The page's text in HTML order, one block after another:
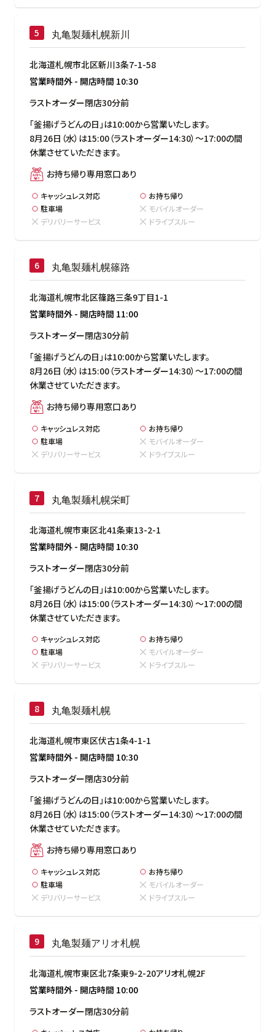
丸亀製麺札幌新川
北海道札幌市北区新川3条7-1-58
営業時間外 - 開店時間 10:30
ラストオーダー閉店30分前
「釜揚げうどんの日」は10:00から営業いたします。
8月26日（水）は15:00（ラストオーダー14:30）～17:00の間
休業させていただきます。
お持ち帰り専用窓口あり
キャッシュレス対応
お持ち帰り
駐車場
モバイルオーダー
デリバリーサービス
ドライブスルー
丸亀製麺札幌篠路
北海道札幌市北区篠路三条9丁目1-1
営業時間外 - 開店時間 11:00
ラストオーダー閉店30分前
「釜揚げうどんの日」は10:00から営業いたします。
8月26日（水）は15:00（ラストオーダー14:30）～17:00の間
休業させていただきます。
お持ち帰り専用窓口あり
キャッシュレス対応
お持ち帰り
駐車場
モバイルオーダー
デリバリーサービス
ドライブスルー
丸亀製麺札幌栄町
北海道札幌市東区北41条東13-2-1
営業時間外 - 開店時間 10:30
ラストオーダー閉店30分前
「釜揚げうどんの日」は10:00から営業いたします。
8月26日（水）は15:00（ラストオーダー14:30）～17:00の間
休業させていただきます。
キャッシュレス対応
お持ち帰り
駐車場
モバイルオーダー
デリバリーサービス
ドライブスルー
丸亀製麺札幌
北海道札幌市東区伏古1条4-1-1
営業時間外 - 開店時間 10:30
ラストオーダー閉店30分前
「釜揚げうどんの日」は10:00から営業いたします。
8月26日（水）は15:00（ラストオーダー14:30）～17:00の間
休業させていただきます。
お持ち帰り専用窓口あり
キャッシュレス対応
お持ち帰り
駐車場
モバイルオーダー
デリバリーサービス
ドライブスルー
丸亀製麺アリオ札幌
北海道札幌市東区北7条東9-2-20アリオ札幌2F
営業時間外 - 開店時間 10:00
ラストオーダー閉店30分前